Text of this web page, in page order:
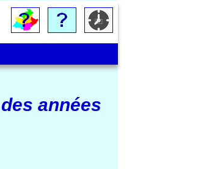
années